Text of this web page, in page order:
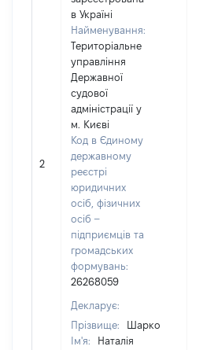
2
в Україні
Найменування:
Територіальне
управління
Державної
судової
адміністрації у
м. Києві
Код в Єдиному
державному
реєстрі
юридичних
осіб, фізичних
осіб –
підприємців та
громадських
формувань:
26268059
Декларує:
Прізвище:
Шарко
Ім'я:
Наталія